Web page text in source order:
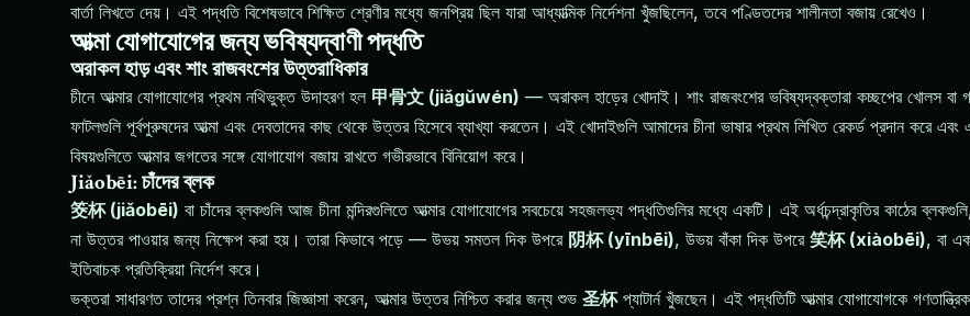
বার্তা লিখতে দেয়। এই পদ্ধতি বিশেষভাবে শিক্ষিত শ্রেণীর মধ্যে জনপ্রিয় ছিল যারা আধ্যাত্মিক নির্দেশনা খুঁজছিলেন, তবে পণ্ডিতদের শালীনতা বজায় রেখেও।
আত্মা যোগাযোগের জন্য ভবিষ্যদ্বাণী পদ্ধতি
অরাকল হাড় এবং শাং রাজবংশের উত্তরাধিকার
চীনে আত্মার যোগাযোগের প্রথম নথিভুক্ত উদাহরণ হল 甲骨文 (jiǎgǔwén) — অরাকল হাড়ের খোদাই। শাং রাজবংশের ভবিষ্যদ্বক্তারা কচ্ছপের খোলস
ফাটলগুলি পূর্বপুরুষদের আত্মা এবং দেবতাদের কাছ থেকে উত্তর হিসেবে ব্যাখ্যা করতেন। এই খোদাইগুলি আমাদের চীনা ভাষার প্রথম লিখিত রেকর্ড প্রদান করে
বিষয়গুলিতে আত্মার জগতের সঙ্গে যোগাযোগ বজায় রাখতে গভীরভাবে বিনিয়োগ করে।
Jiǎobēi: চাঁদের ব্লক
筊杯 (jiǎobēi) বা চাঁদের ব্লকগুলি আজ চীনা মন্দিরগুলিতে আত্মার যোগাযোগের সবচেয়ে সহজলভ্য পদ্ধতিগুলির মধ্যে একটি। এই অর্ধচন্দ্রাকৃতির কাঠের
না উত্তর পাওয়ার জন্য নিক্ষেপ করা হয়। তারা কিভাবে পড়ে — উভয় সমতল দিক উপরে 阴杯 (yīnbēi), উভয় বাঁকা দিক উপরে 笑杯 (xiàobēi), বা
ইতিবাচক প্রতিক্রিয়া নির্দেশ করে।
ভক্তরা সাধারণত তাদের প্রশ্ন তিনবার জিজ্ঞাসা করেন, আত্মার উত্তর নিশ্চিত করার জন্য শুভ 圣杯প্যাটার্ন খুঁজছেন। এই পদ্ধতিটি আত্মার যোগাযোগকে